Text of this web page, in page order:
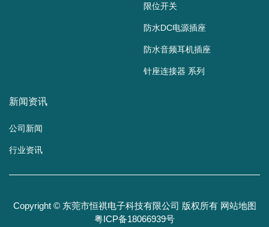
限位开关
防水DC电源插座
防水音频耳机插座
针座连接器 系列
新闻资讯
公司新闻
行业资讯
Copyright © 东莞市恒祺电子科技有限公司 版权所有 网站地图
粤ICP备18066939号